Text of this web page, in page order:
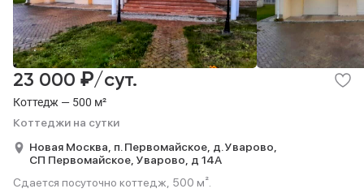
Коттедж — 500 м²
Коттеджи на сутки
23 000 ₽/сут.
Новая Москва, п. Первомайское, д. Уварово,
СП Первомайское, Уварово, д 14А
Сдается посуточно коттедж, 500 м².